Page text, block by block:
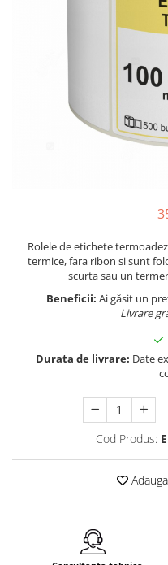
Pungi coloane de aer
Rolele de etichete
termice, fara ribon si sunt
scurta sau un
Beneficii: Ai găsit un
Livrare
Durata de livrare: Date
Cod Produs: